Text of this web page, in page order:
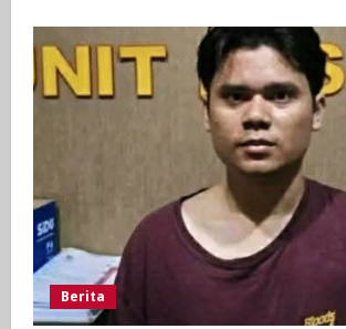
Labuhanbatu
Mengikuti
Sosialisasi
Anti
Korupsi
Pengendalian
Gratifikasi
Berita